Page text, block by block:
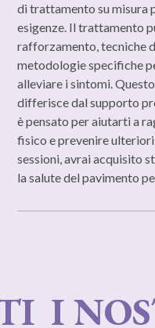
di trattamento su misura
esigenze. Il trattamento
rafforzamento, tecniche
metodologie specifiche
alleviare i sintomi.
differisce dal supporto
è pensato per aiutarti a
fisico e prevenire
sessioni, avrai acquisito
la salute del pavimento